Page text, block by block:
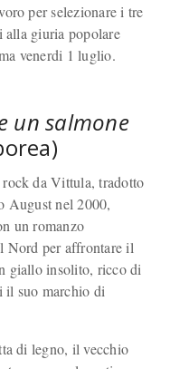
per selezionare i tre
alla giuria popolare
venerdi 1 luglio.
un salmone
da Vittula, tradotto
August nel 2000,
un romanzo
Nord per affrontare il
giallo insolito, ricco di
il suo marchio di
di legno, il vecchio